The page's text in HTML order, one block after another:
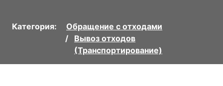
Категория:
Обращение с отходами
Вывоз отходов
(Транспортирование)